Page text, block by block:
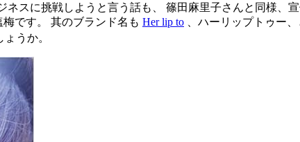
ネスに挑戦しようと言う話も、 篠田麻里子さんと同様、
梅です。 其のブランド名も Her lip to 、ハーリップトゥー
うか。